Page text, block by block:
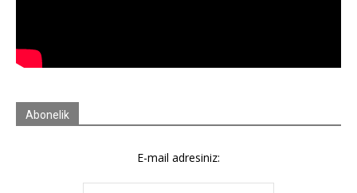
Abonelik
E-mail adresiniz: